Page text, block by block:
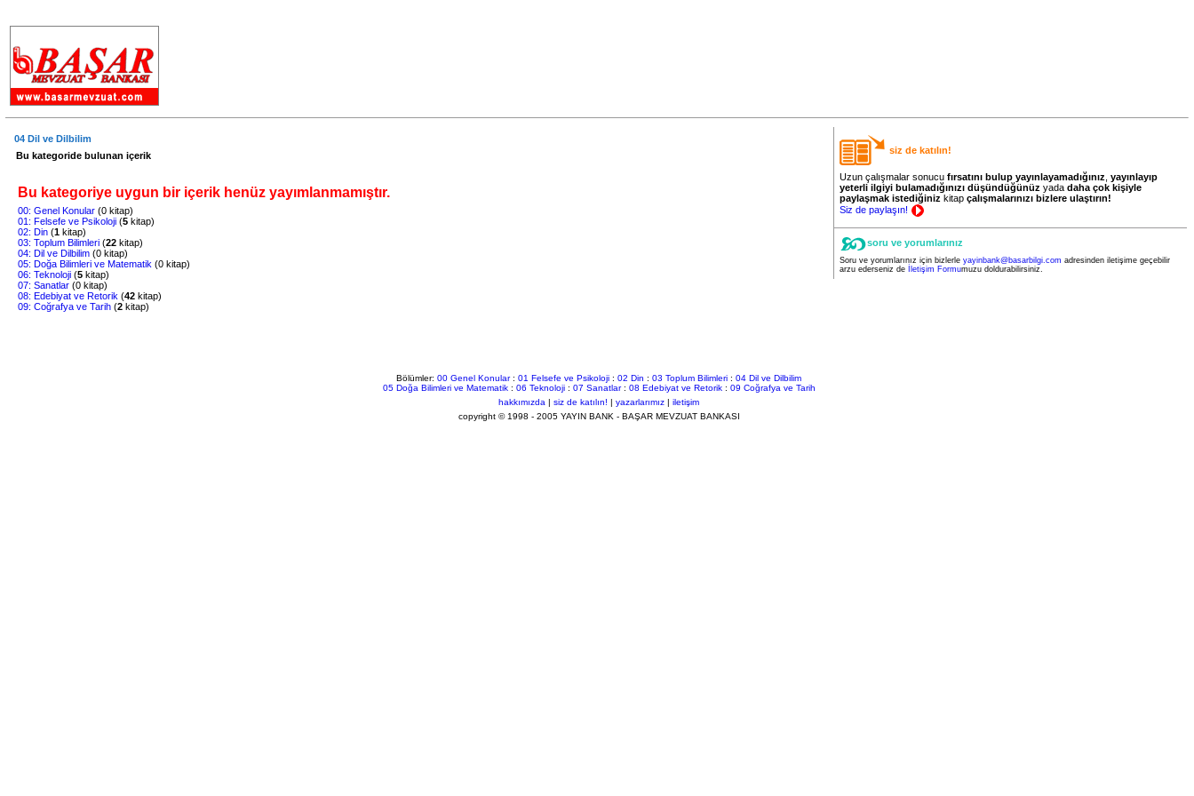
04 Dil ve Dilbilim
Bu kategoride bulunan içerik
Bu kategoriye uygun bir içerik henüz yayımlanmamıştır.
00: Genel Konular (0 kitap)
01: Felsefe ve Psikoloji (5 kitap)
02: Din (1 kitap)
03: Toplum Bilimleri (22 kitap)
04: Dil ve Dilbilim (0 kitap)
05: Doğa Bilimleri ve Matematik (0 kitap)
06: Teknoloji (5 kitap)
07: Sanatlar (0 kitap)
08: Edebiyat ve Retorik (42 kitap)
09: Coğrafya ve Tarih (2 kitap)
siz de katılın!
Uzun çalışmalar sonucu fırsatını bulup yayınlayamadığınız yayınlayıp
yeterli ilgiyi bulamadığınızı düşündüğünüz yada daha çok kişiyle
paylaşmak istediğiniz kitap çalışmalarınızı bizlere ulaştırın!
Siz de paylaşın!
soru ve yorumlarınız
Soru ve yorumlarınız için bizlerle yayinbank@basarbilgi.com adresinden iletişime geçebilir
arzu ederseniz de
İletişim Formumuzu doldurabilirsiniz.
Bölümler: 00 Genel Konular: 01 Felsefe ve Psikoloji : 02 Din : 03 Toplum Bilimleri : 04 Dil ve Dilbilim
05 Doğa Bilimleri ve Matematik: 06 Teknoloji: 07 Sanatlar: 08 Edebiyat ve Retorik: 09 Coğrafya ve Tarih
hakkımızda | siz de katılın! | yazarlarımız | iletişim
copyright © 1998 - 2005 YAYIN BANK - BAŞAR MEVZUAT BANKASI